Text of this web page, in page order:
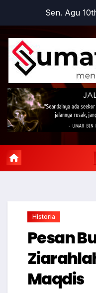
content
Sen. Agu
Historia
Pesan
Maqdis